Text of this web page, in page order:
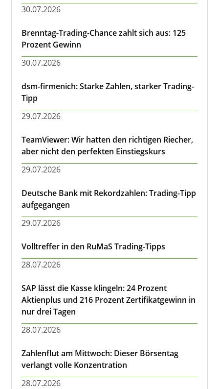
30.07.2026
Brenntag-Trading-Chance zahlt sich aus: 125
Prozent Gewinn
30.07.2026
dsm-firmenich: Starke Zahlen, starker Trading-
Tipp
29.07.2026
TeamViewer: Wir hatten den richtigen Riecher,
aber nicht den perfekten Einstiegskurs
29.07.2026
Deutsche Bank mit Rekordzahlen: Trading-Tipp
aufgegangen
29.07.2026
Volltreffer in den RuMaS Trading-Tipps
28.07.2026
SAP lässt die Kasse klingeln: 24 Prozent
Aktienplus und 216 Prozent Zertifikatgewinn in
nur drei Tagen
28.07.2026
Zahlenflut am Mittwoch: Dieser Börsentag
verlangt volle Konzentration
28.07.2026